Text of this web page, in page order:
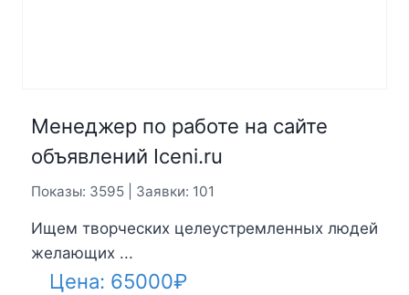
Менеджер по работе на сайте
объявлений Iceni.ru
Показы: 3595 | Заявки: 101
Ищем творческих целеустремленных людей
желающих ...
Цена: 65000₽